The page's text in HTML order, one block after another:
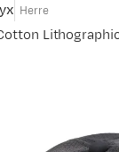
Herre